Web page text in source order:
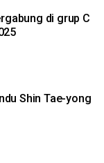
di grup C
Shin Tae-yong